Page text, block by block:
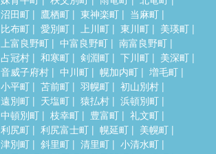
沼田町
鷹栖町 東神楽町
当麻町
比布町
愛別町 上川町 東川町
美瑛町
上富良野町
中富良野町
南富良野町
占冠村
和寒町 剣淵町 下川町
美深町
音威子府村
中川町 幌加内町
増毛町
小平町
苫前町 羽幌町
初山別村
遠別町
天塩町 猿払村
浜頓別町
中頓別町
枝幸町 豊富町
礼文町
利尻町
利尻富士町 幌延町
美幌町
津別町
斜里町 清里町
小清水町